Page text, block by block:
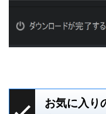
お気に入り